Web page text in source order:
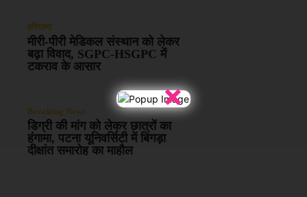
×
हरियाणा
मीरी-पीरी मेडिकल संस्थान को लेकर
बढ़ा विवाद, SGPC-HSGPC में
टकराव के आसार
Breaking News
डिग्री की मांग को लेकर छात्रों का
हंगामा, पटना यूनिवर्सिटी में बिगड़ा
दीक्षांत समारोह का माहौल